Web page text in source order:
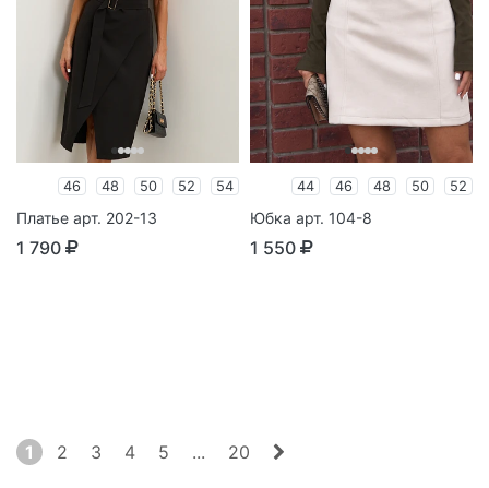
46 48 50 52 54
Платье арт. 202-13
1 790
44 46 48 50 52
Юбка арт. 104-8
1 550
1 2 3 4 5 ... 20